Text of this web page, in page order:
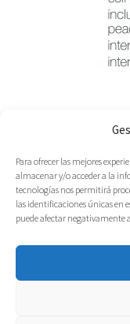
Para ofrecer las mejores
almacenar y/o acceder a la
tecnologías nos permitirá
las identificaciones únicas en
puede afectar negativamente